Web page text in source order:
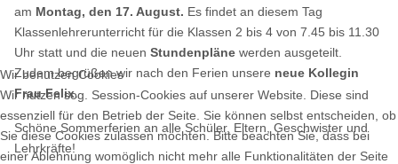
am Montag, den 17. August. Es findet an diesem Tag
Klassenlehrerunterricht für die Klassen 2 bis 4 von 7.45 bis 11.30
Uhr statt und die neuenStundenpläne werden ausgeteilt.
Zudem begrüßen wir nach den Ferien unsere neue Kollegin
Frau Felix.
Schöne Sommerferien an alle Schüler, Eltern, Geschwister und
Lehrkräfte!
Wir benutzen Cookies
Wir nutzen sog. Session-Cookies auf unserer Website. Diese sind
essenziell für den Betrieb der Seite. Sie können selbst entscheiden, ob
Sie diese Cookies zulassen möchten. Bitte beachten Sie, dass bei
einer Ablehnung womöglich nicht mehr alle Funktionalitäten der Seite